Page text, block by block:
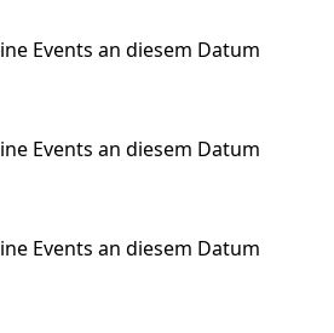
Events an diesem Datum
Events an diesem Datum
Events an diesem Datum